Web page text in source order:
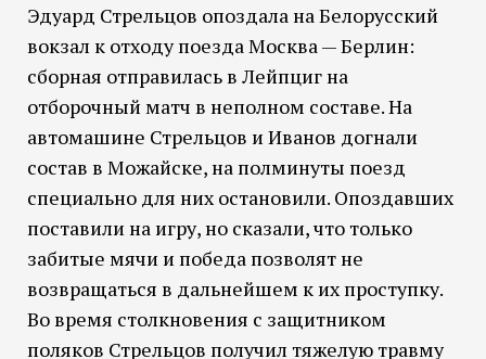
Эдуард Стрельцов опоздала на Белорусский
вокзал к отходу поезда Москва — Берлин:
сборная отправилась в Лейпциг на
отборочный матч в неполном составе. На
автомашине Стрельцов и Иванов догнали
состав в Можайске, на полминуты поезд
специально для них остановили. Опоздавших
поставили на игру, но сказали, что только
забитые мячи и победа позволят не
возвращаться в дальнейшем к их проступку.
Во время столкновения с защитником
поляков Стрельцов получил тяжелую травму